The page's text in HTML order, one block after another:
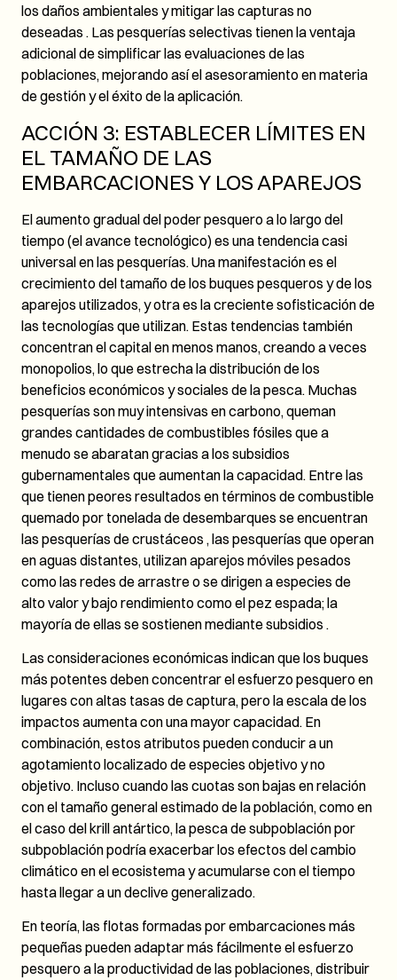
los daños ambientales y mitigar las capturas no
deseadas . Las pesquerías selectivas tienen la ventaja
adicional de simplificar las evaluaciones de las
poblaciones, mejorando así el asesoramiento en materia
de gestión y el éxito de la aplicación.
ACCIÓN 3: ESTABLECER LÍMITES EN
EL TAMAÑO DE LAS
EMBARCACIONES Y LOS APAREJOS
El aumento gradual del poder pesquero a lo largo del
tiempo (el avance tecnológico) es una tendencia casi
universal en las pesquerías. Una manifestación es el
crecimiento del tamaño de los buques pesqueros y de los
aparejos utilizados, y otra es la creciente sofisticación de
las tecnologías que utilizan. Estas tendencias también
concentran el capital en menos manos, creando a veces
monopolios, lo que estrecha la distribución de los
beneficios económicos y sociales de la pesca. Muchas
pesquerías son muy intensivas en carbono, queman
grandes cantidades de combustibles fósiles que a
menudo se abaratan gracias a los subsidios
gubernamentales que aumentan la capacidad. Entre las
que tienen peores resultados en términos de combustible
quemado por tonelada de desembarques se encuentran
las pesquerías de crustáceos , las pesquerías que operan
en aguas distantes, utilizan aparejos móviles pesados ​​
como las redes de arrastre o se dirigen a especies de
alto valor y bajo rendimiento como el pez espada; la
mayoría de ellas se sostienen mediante subsidios .
Las consideraciones económicas indican que los buques
más potentes deben concentrar el esfuerzo pesquero en
lugares con altas tasas de captura, pero la escala de los
impactos aumenta con una mayor capacidad. En
combinación, estos atributos pueden conducir a un
agotamiento localizado de especies objetivo y no
objetivo. Incluso cuando las cuotas son bajas en relación
con el tamaño general estimado de la población, como en
el caso del krill antártico, la pesca de subpoblación por
subpoblación podría exacerbar los efectos del cambio
climático en el ecosistema y acumularse con el tiempo
hasta llegar a un declive generalizado.
En teoría, las flotas formadas por embarcaciones más
pequeñas pueden adaptar más fácilmente el esfuerzo
pesquero a la productividad de las poblaciones, distribuir